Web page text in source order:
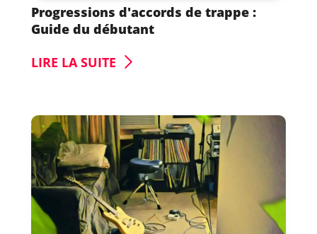
Progressions d'accords de trappe :
Guide du débutant
LIRE LA SUITE